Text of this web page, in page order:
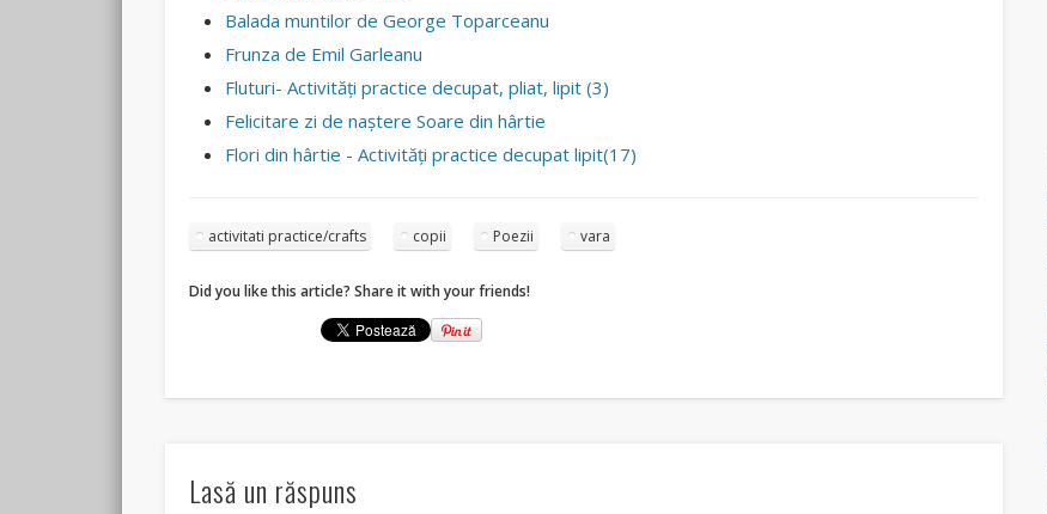
Balada muntilor de George Toparceanu
Frunza de Emil Garleanu
Fluturi- Activităţi practice decupat, pliat, lipit (3)
Felicitare zi de naștere Soare din hârtie
Flori din hârtie - Activități practice decupat lipit(17)
activitati practice/crafts copii Poezii vara
Did you like this article? Share it with your friends!
Lasă un răspuns